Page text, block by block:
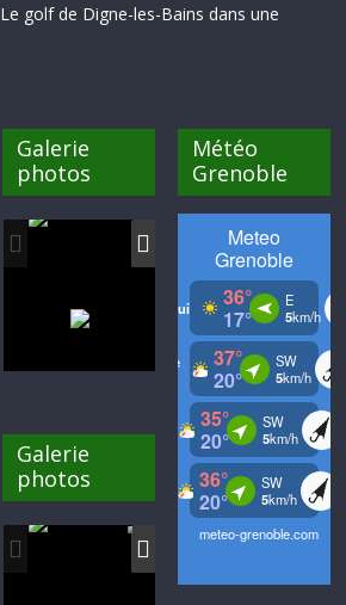
Le golf de Digne-les-Bains dans une
Galerie
photos
Galerie
photos
Météo
Grenoble